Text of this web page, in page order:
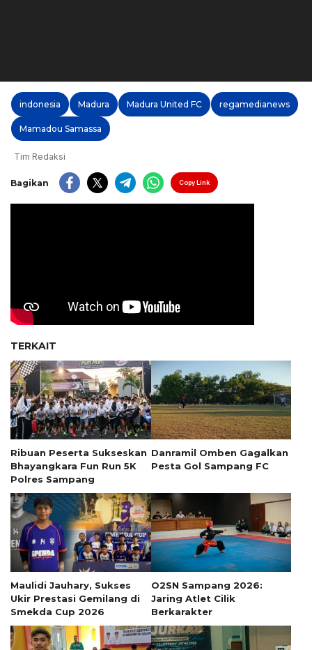
indonesia Madura Madura United FC regamedianews
Mamadou Samassa
Tim Redaksi
Bagikan Copy Link
TERKAIT
Ribuan Peserta Sukseskan
Bhayangkara Fun Run 5K
Polres Sampang
Danramil Omben Gagalkan
Pesta Gol Sampang FC
Maulidi Jauhary, Sukses
Ukir Prestasi Gemilang di
Smekda Cup 2026
O2SN Sampang 2026:
Jaring Atlet Cilik
Berkarakter